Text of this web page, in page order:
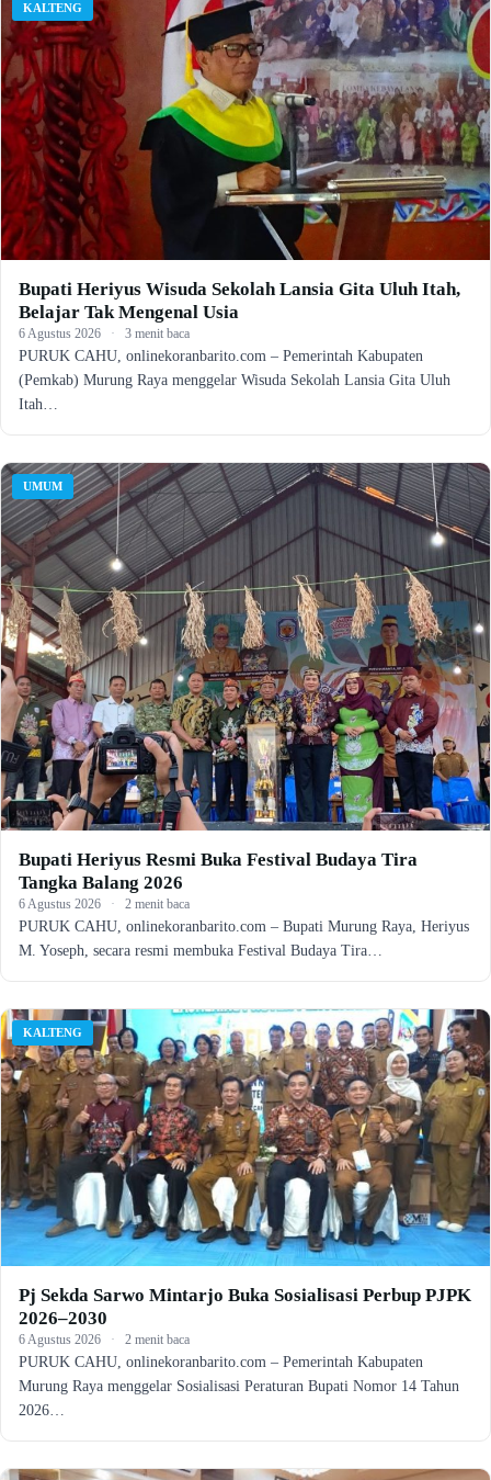
KALTENG
Bupati Heriyus Wisuda Sekolah Lansia Gita Uluh Itah,
Belajar Tak Mengenal Usia
6 Agustus 2026 · 3 menit baca
PURUK CAHU, onlinekoranbarito.com – Pemerintah Kabupaten
(Pemkab) Murung Raya menggelar Wisuda Sekolah Lansia Gita Uluh
Itah…
UMUM
Bupati Heriyus Resmi Buka Festival Budaya Tira
Tangka Balang 2026
6 Agustus 2026 · 2 menit baca
PURUK CAHU, onlinekoranbarito.com – Bupati Murung Raya, Heriyus
M. Yoseph, secara resmi membuka Festival Budaya Tira…
KALTENG
Pj Sekda Sarwo Mintarjo Buka Sosialisasi Perbup PJPK
2026–2030
6 Agustus 2026 · 2 menit baca
PURUK CAHU, onlinekoranbarito.com – Pemerintah Kabupaten
Murung Raya menggelar Sosialisasi Peraturan Bupati Nomor 14 Tahun
2026…